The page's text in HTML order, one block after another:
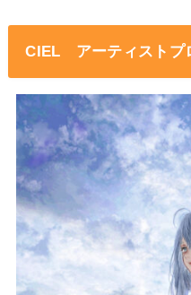
CIEL アーティストプ